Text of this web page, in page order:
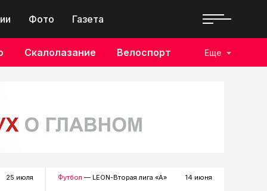
Фото Газета
Скалолазание Велоспорт Еще
25 июля Футбол — LEON-Вторая лига «А» 14 июня